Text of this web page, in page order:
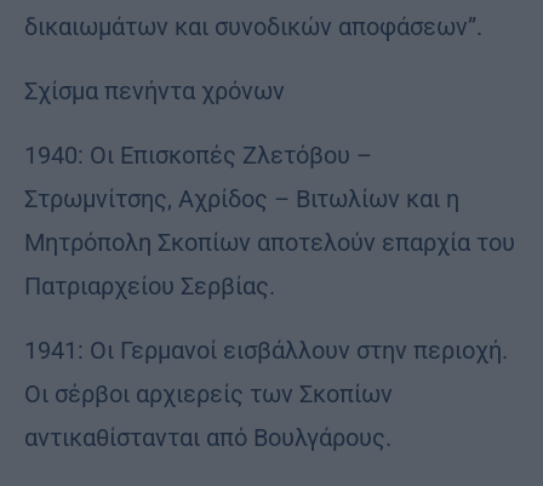
δικαιωμάτων και συνοδικών αποφάσεων”.
Σχίσμα πενήντα χρόνων
1940: Οι Επισκοπές Ζλετόβου –
Στρωμνίτσης, Αχρίδος – Βιτωλίων και η
Μητρόπολη Σκοπίων αποτελούν επαρχία του
Πατριαρχείου Σερβίας.
1941: Οι Γερμανοί εισβάλλουν στην περιοχή.
Οι σέρβοι αρχιερείς των Σκοπίων
αντικαθίστανται από Βουλγάρους.